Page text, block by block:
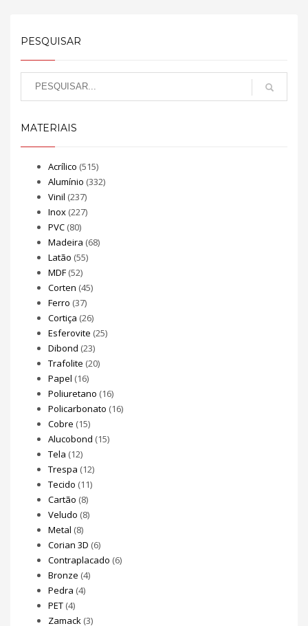
PESQUISAR
MATERIAIS
Acrílico (515)
Alumínio (332)
Vinil (237)
Inox (227)
PVC (80)
Madeira (68)
Latão (55)
MDF (52)
Corten (45)
Ferro (37)
Cortiça (26)
Esferovite (25)
Dibond (23)
Trafolite (20)
Papel (16)
Poliuretano (16)
Policarbonato (16)
Cobre (15)
Alucobond (15)
Tela (12)
Trespa (12)
Tecido (11)
Cartão (8)
Veludo (8)
Metal (8)
Corian 3D (6)
Contraplacado (6)
Bronze (4)
Pedra (4)
PET (4)
Zamack (3)